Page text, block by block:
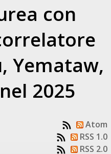
con
Yemataw,
2025
Atom
RSS 1.0
RSS 2.0